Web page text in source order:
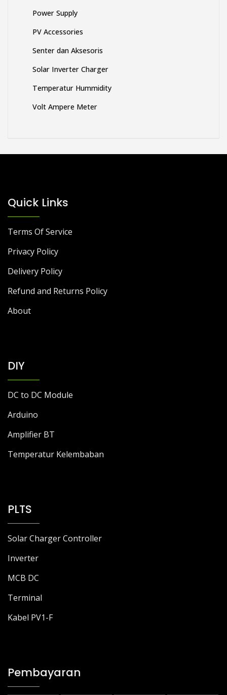
Power Supply
PV Accessories
Senter dan Aksesoris
Solar Inverter Charger
Temperatur Hummidity
Volt Ampere Meter
Quick Links
Terms Of Service
Privacy Policy
Delivery Policy
Refund and Returns Policy
About
DIY
DC to DC Module
Arduino
Amplifier BT
Temperatur Kelembaban
PLTS
Solar Charger Controller
Inverter
MCB DC
Terminal
Kabel PV1-F
Pembayaran